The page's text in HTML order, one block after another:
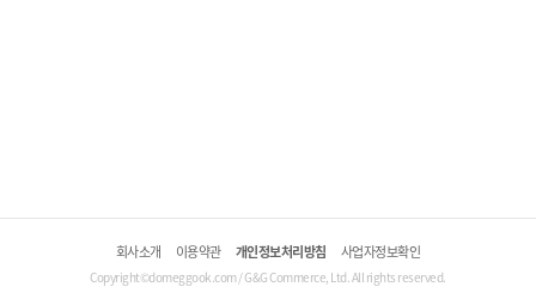
회사소개 이용약관 개인정보처리방침 사업자정보확인
Copyright©domeggook.com / G&G Commerce, Ltd. All rights reserved.